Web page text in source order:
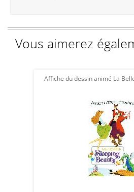
Vous aimerez
Affiche du dessin animé La